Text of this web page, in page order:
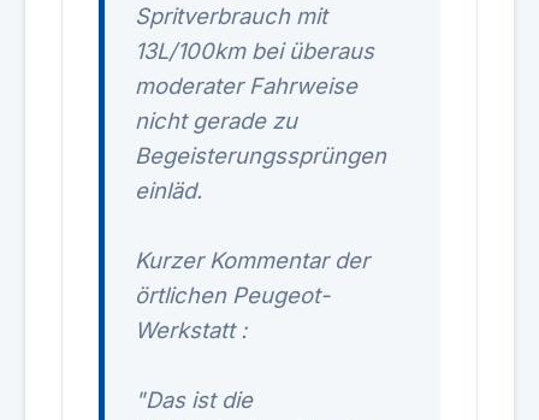
Spritverbrauch mit
13L/100km bei überaus
moderater Fahrweise
nicht gerade zu
Begeisterungssprüngen
einläd.
Kurzer Kommentar der
örtlichen Peugeot-
Werkstatt :
"Das ist die